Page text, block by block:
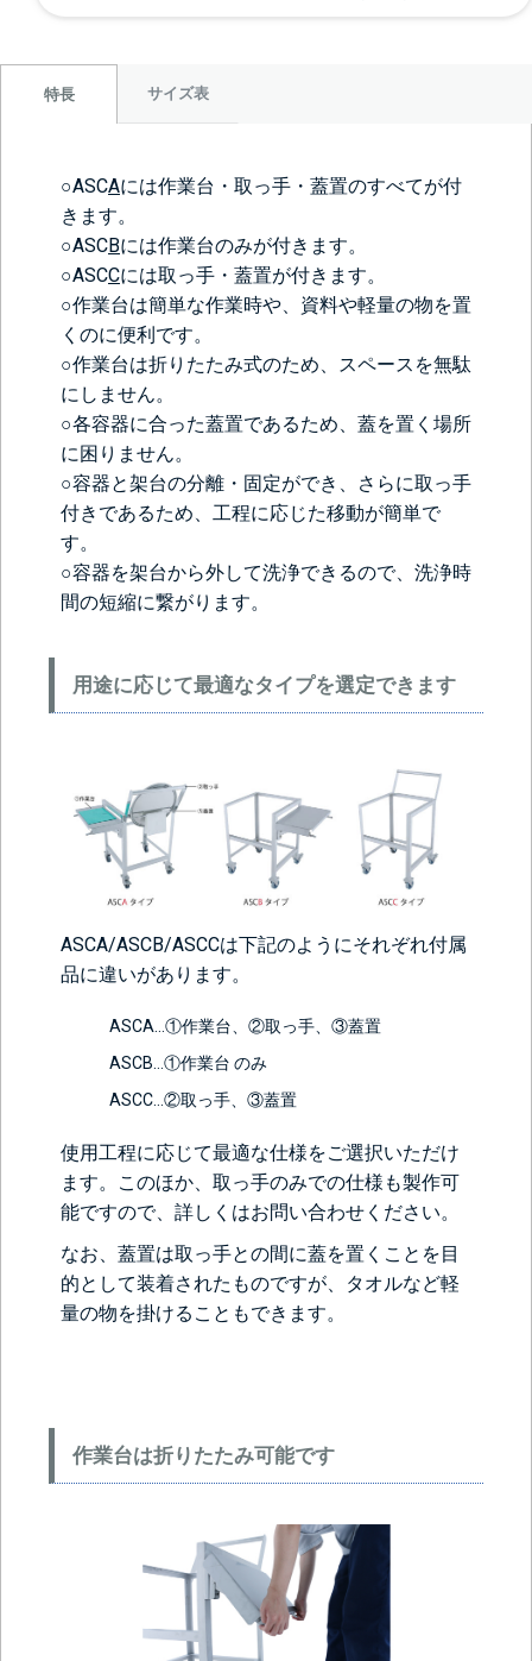
特長 サイズ表
○ASCAには作業台・取っ手・蓋置のすべてが付
きます。
○ASCBには作業台のみが付きます。
○ASCCには取っ手・蓋置が付きます。
○作業台は簡単な作業時や、資料や軽量の物を置
くのに便利です。
○作業台は折りたたみ式のため、スペースを無駄
にしません。
○各容器に合った蓋置であるため、蓋を置く場所
に困りません。
○容器と架台の分離・固定ができ、さらに取っ手
付きであるため、工程に応じた移動が簡単で
す。
○容器を架台から外して洗浄できるので、洗浄時
間の短縮に繋がります。
用途に応じて最適なタイプを選定できます
ASCA/ASCB/ASCCは下記のようにそれぞれ付属
品に違いがあります。
ASCA…①作業台、②取っ手、③蓋置
ASCB…①作業台 のみ
ASCC…②取っ手、③蓋置
使用工程に応じて最適な仕様をご選択いただけ
ます。このほか、取っ手のみでの仕様も製作可
能ですので、詳しくはお問い合わせください。
なお、蓋置は取っ手との間に蓋を置くことを目
的として装着されたものですが、タオルなど軽
量の物を掛けることもできます。
作業台は折りたたみ可能です